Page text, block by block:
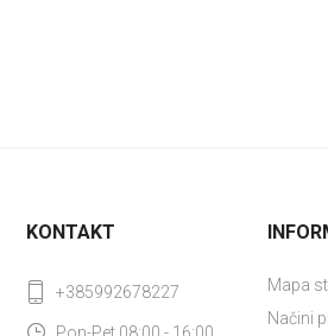
KONTAKT
+385992678227
Mapa
Načini